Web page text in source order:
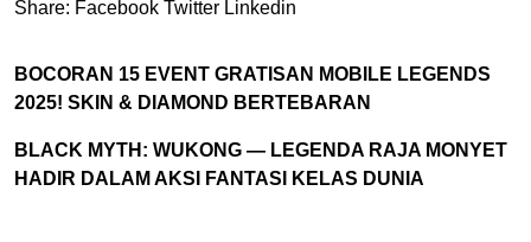
Share: Facebook Twitter Linkedin
BOCORAN 15 EVENT GRATISAN MOBILE LEGENDS
2025! SKIN & DIAMOND BERTEBARAN
BLACK MYTH: WUKONG — LEGENDA RAJA MONYET
HADIR DALAM AKSI FANTASI KELAS DUNIA